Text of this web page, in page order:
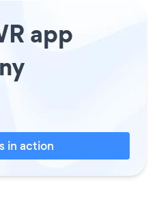
app
in action